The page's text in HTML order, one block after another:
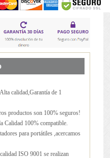
calidad,Garantía de 1
productos son 100% seguros!
Calidad 100% compatible.
para portátiles ,acercamos
ISO 9001 se realizan